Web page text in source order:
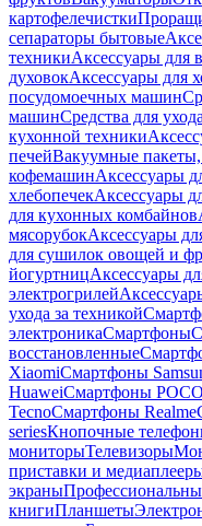
картофелечистки
сепараторы бытовые
техникиАксессуары для
духовокАксессуары для
посудомоечных машин
машинСредства для
кухонной техники
печейВакуумные
кофемашинАксессуары
хлебопечекАксессуары
для кухонных комбайнов
мясорубокАксессуары
для сушилок овощей и
йогуртницАксессуары
электрогрилей
ухода за техникой
электроникаСмартфоны
восстановленные
XiaomiСмартфоны
HuaweiСмартфоны POCO
TecnoСмартфоны Realme
seriesКнопочные
мониторыТелевизоры
приставки и
экраны
книгиПланшеты